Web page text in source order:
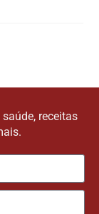
receitas